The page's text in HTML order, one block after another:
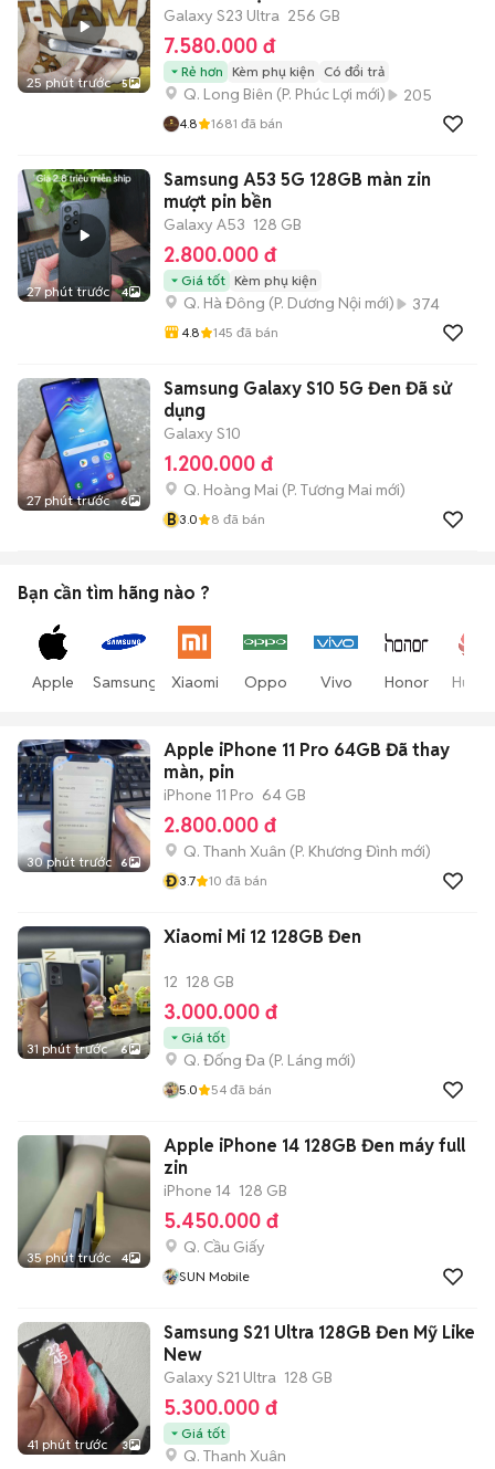
25 phút trước 5
Galaxy S23 Ultra 256 GB
7.580.000 đ
Rẻ hơn Kèm phụ kiện Có đổi trả
Q. Long Biên (P. Phúc Lợi mới) 205
4.8 1681 đã bán
27 phút trước 4
Samsung A53 5G 128GB màn zin
mượt pin bền
Galaxy A53 128 GB
2.800.000 đ
Giá tốt Kèm phụ kiện
Q. Hà Đông (P. Dương Nội mới) 374
4.8 145 đã bán
27 phút trước 6
Samsung Galaxy S10 5G Đen Đã sử
dụng
Galaxy S10
1.200.000 đ
Q. Hoàng Mai (P. Tương Mai mới)
B3.0 8 đã bán
Bạn cần tìm hãng nào ?
Apple Samsung Xiaomi Oppo Vivo Honor
30 phút trước 6
Apple iPhone 11 Pro 64GB Đã thay
màn, pin
iPhone 11 Pro 64 GB
2.800.000 đ
Q. Thanh Xuân (P. Khương Đình mới)
Đ3.7 10 đã bán
31 phút trước 6
Xiaomi Mi 12 128GB Đen
12 128 GB
3.000.000 đ
Giá tốt
Q. Đống Đa (P. Láng mới)
5.0 54 đã bán
35 phút trước 4
Apple iPhone 14 128GB Đen máy full
zin
iPhone 14 128 GB
5.450.000 đ
Q. Cầu Giấy
SUN Mobile
41 phút trước 3
Samsung S21 Ultra 128GB Đen Mỹ Like
New
Galaxy S21 Ultra 128 GB
5.300.000 đ
Giá tốt
Q. Thanh Xuân